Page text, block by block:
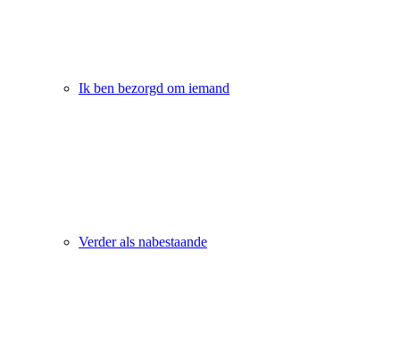
Ik ben bezorgd om iemand
Verder als nabestaande